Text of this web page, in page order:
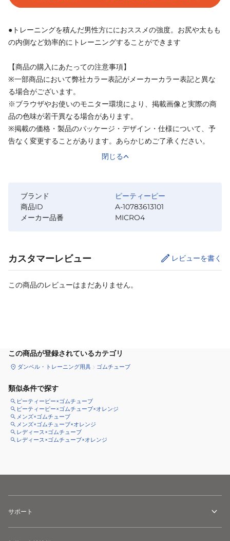
●トレーニングを積んだ男性方ににおススメの強度。お尻や太もも
の内側など効率的にトレーニングすることができます
【商品の購入にあたっての注意事項】
※一部商品において弊社カラー表記がメーカーカラー表記と異な
る場合がございます。
※ブラウザやお使いのモニター環境により、掲載画像と実際の商
品の色味が若干異なる場合があります。
※掲載の価格・製品のパッケージ・デザイン・仕様について、予
告なく変更することがあります。あらかじめご了承ください。
閉じる
ブランド
ピーティーピー
商品ID
A-10783613101
メーカー品番
MICRO4
カスタマーレビュー レビューを書く
この商品のレビューはまだありません。
この商品が登録されているカテゴリ
ダンベル・トレーニング用具 ゴムチューブ
類似条件で探す
ピーティーピー×ゴムチューブ
ピーティーピー×ゴムチューブ×オレンジ
メンズ×ゴムチューブ
メンズ×ゴムチューブ×オレンジ
レディース×ゴムチューブ
レディース×ゴムチューブ×オレンジ
サポート